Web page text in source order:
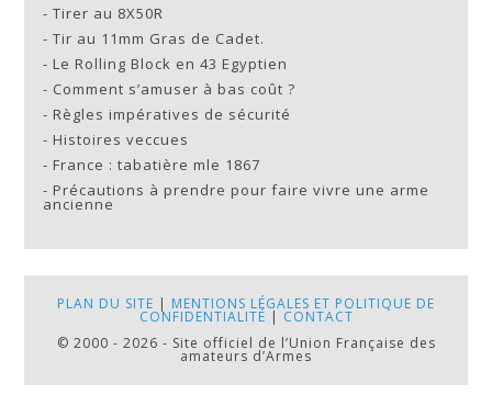
-Tirer au 8X50R
-Tir au 11mm Gras de Cadet.
-Le Rolling Block en 43 Egyptien
- Comment s’amuser à bas coût ?
-Règles impératives de sécurité
-Histoires veccues
-France : tabatière mle 1867
-Précautions à prendre pour faire vivre une arme
ancienne
PLAN DU SITE | MENTIONS LÉGALES ET POLITIQUE DE
CONFIDENTIALITÉ | CONTACT
© 2000 - 2026 - Site officiel de l’Union Française des
amateurs d’Armes